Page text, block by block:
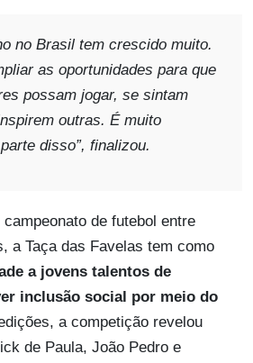
no Brasil tem crescido muito.
as oportunidades para que
possam jogar, se sintam
outras. É muito
disso”, finalizou.
de futebol entre
a Taça das Favelas tem como
a jovens talentos de
inclusão social por meio do
a competição revelou
de Paula, João Pedro e